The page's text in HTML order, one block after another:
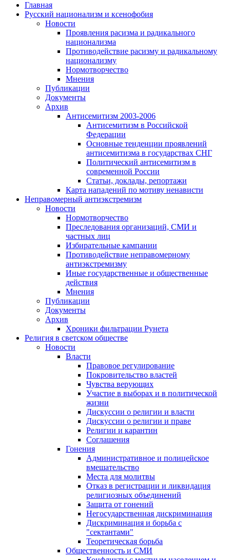
Главная
Русский национализм и ксенофобия
Новости
Проявления расизма и радикального
национализма
Противодействие расизму и радикальному
национализму
Нормотворчество
Мнения
Публикации
Документы
Архив
Антисемитизм 2003-2006
Антисемитизм в Российской
Федерации
Основные тенденции проявлений
антисемитизма в государствах СНГ
Политический антисемитизм в
современной России
Статьи, доклады, репортажи
Карта нападений по мотиву ненависти
Неправомерный антиэкстремизм
Новости
Нормотворчество
Преследования организаций, СМИ и
частных лиц
Избирательные кампании
Противодействие неправомерному
антиэкстремизму
Иные государственные и общественные
действия
Мнения
Публикации
Документы
Архив
Хроники фильтрации Рунета
Религия в светском обществе
Новости
Власти
Правовое регулирование
Покровительство властей
Чувства верующих
Участие в выборах и в политической
жизни
Дискуссии о религии и власти
Дискуссии о религии и праве
Религии и карантин
Соглашения
Гонения
Административное и полицейское
вмешательство
Места для молитвы
Отказ в регистрации и ликвидация
религиозных объединений
Защита от гонений
Негосударственная дискриминация
Дискриминация и борьба с
"сектантами"
Теоретическая борьба
Общественность и СМИ